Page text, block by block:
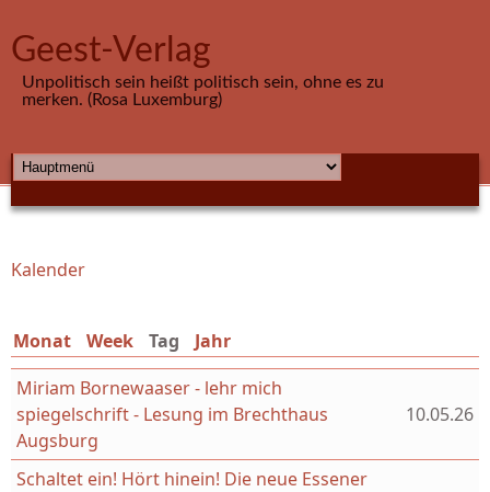
Geest-Verlag
Unpolitisch sein heißt politisch sein, ohne es zu
merken. (Rosa Luxemburg)
HAUPTMENÜ
Sie sind hier
Kalender
Monat Week Tag (aktiver Reiter)
Jahr
Miriam Bornewaaser - lehr mich
spiegelschrift - Lesung im Brechthaus
Augsburg
10.05.26
Schaltet ein! Hört hinein! Die neue Essener